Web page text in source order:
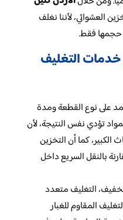
العشوائي، لأننا نغلف
فقط.
خدمات التغليف
على نوع القطعة ومدة
تؤدي نفس النتيجة، لأن
الكبير، كما أن التخزين
بالنقل السريع داخل
التغليف متعدد
المقاوم للغبار